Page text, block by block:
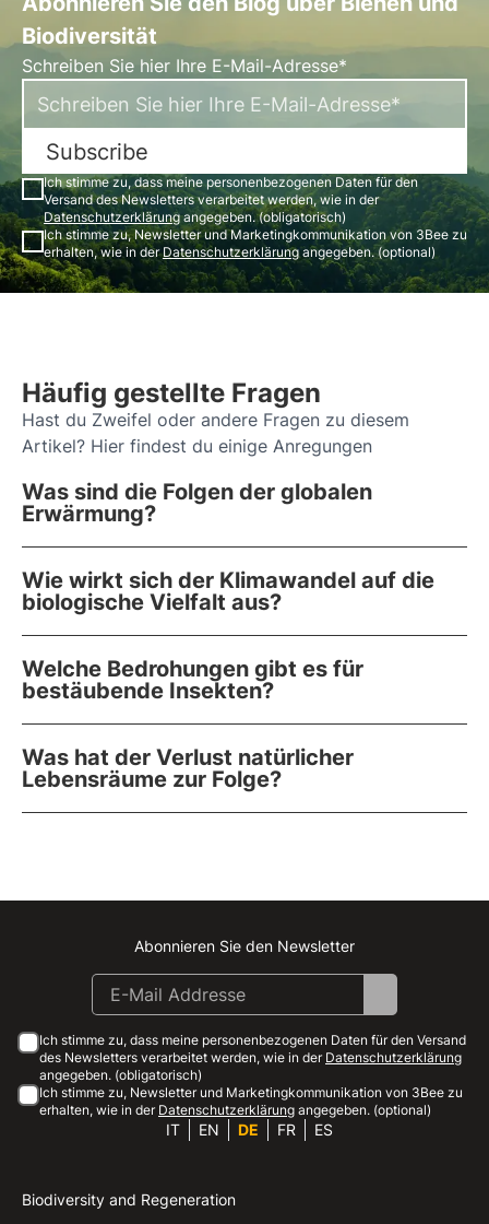
Biodiversität
Schreiben Sie hier Ihre E-Mail-Adresse*
Subscribe
Ich stimme zu, dass meine personenbezogenen Daten für den
Versand des Newsletters verarbeitet werden, wie in der
Datenschutzerklärungangegeben. (obligatorisch)
Ich stimme zu, Newsletter und Marketingkommunikation von 3Bee zu
erhalten, wie in derDatenschutzerklärungangegeben. (optional)
Häufig gestellte Fragen
Hast du Zweifel oder andere Fragen zu diesem
Artikel? Hier findest du einige Anregungen
Was sind die Folgen der globalen
Erwärmung?
Wie wirkt sich der Klimawandel auf die
biologische Vielfalt aus?
Welche Bedrohungen gibt es für
bestäubende Insekten?
Was hat der Verlust natürlicher
Lebensräume zur Folge?
Instagram
Facebook
Linkedin
Youtube
Abonnieren Sie den Newsletter
Ich stimme zu, dass meine personenbezogenen Daten für den Versand
des Newsletters verarbeitet werden, wie in der Datenschutzerklärung
angegeben. (obligatorisch)
Ich stimme zu, Newsletter und Marketingkommunikation von 3Bee zu
erhalten, wie in der Datenschutzerklärung angegeben. (optional)
IT EN DE FR ES
Biodiversity and Regeneration